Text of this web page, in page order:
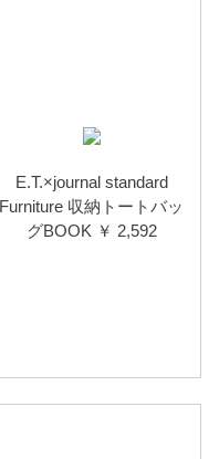
E.T.×journal standard
Furniture 収納トートバッ
グBOOK ￥ 2,592